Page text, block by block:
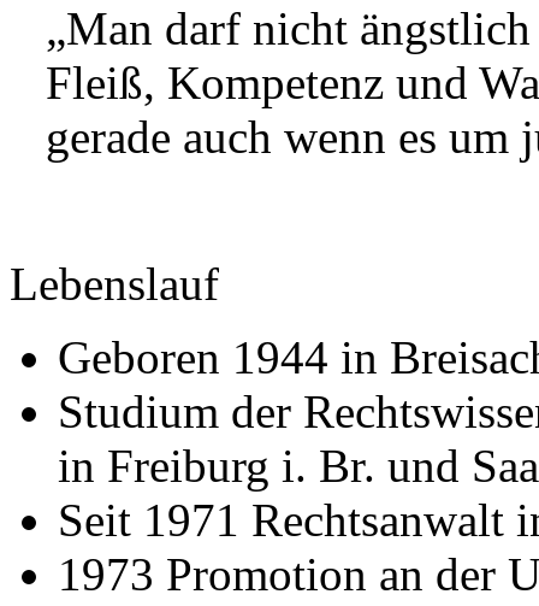
„Man darf nicht
Fleiß, Kompetenz und
gerade auch wenn es
Lebenslauf
Geboren 1944 in
Studium der
in Freiburg i. Br. und
Seit 1971 Rechtsanwalt
1973 Promotion an der